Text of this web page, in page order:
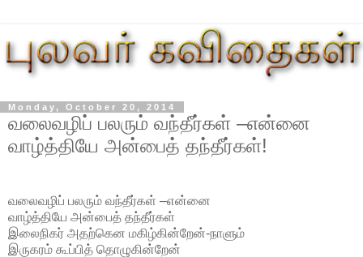
Monday, October 20, 2014
வலைவழிப் பலரும் வந்தீர்கள் –என்னை
வாழ்த்தியே அன்பைத் தந்தீர்கள்!
வலைவழிப் பலரும் வந்தீர்கள் –என்னை
வாழ்த்தியே அன்பைத் தந்தீர்கள்
இலைநிகர் அதற்கென மகிழ்கின்றேன்-நாளும்
இருகரம் கூப்பித் தொழுகின்றேன்